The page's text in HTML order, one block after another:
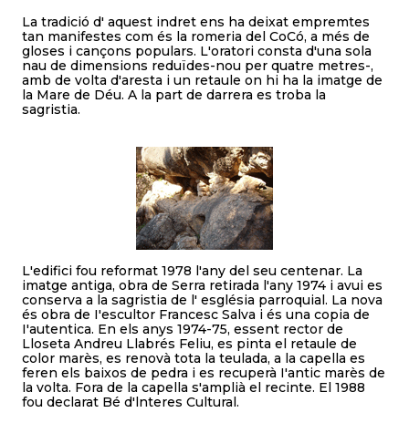
La tradició d' aquest indret ens ha deixat empremtes
tan manifestes com és la romeria del CoCó, a més de
gloses i cançons populars. L'oratori consta d'una sola
nau de dimensions reduïdes-nou per quatre metres-,
amb de volta d'aresta i un retaule on hi ha la imatge de
la Mare de Déu. A la part de darrera es troba la
sagristia.
L'edifici fou reformat 1978 l'any del seu centenar. La
imatge antiga, obra de Serra retirada l'any 1974 i avui es
conserva a la sagristia de l' església parroquial. La nova
és obra de I'escultor Francesc Salva i és una copia de
I'autentica. En els anys 1974-75, essent rector de
Lloseta Andreu Llabrés Feliu, es pinta el retaule de
color marès, es renovà tota la teulada, a la capella es
feren els baixos de pedra i es recuperà I'antic marès de
la volta. Fora de la capella s'amplià el recinte. El 1988
fou declarat Bé d'lnteres Cultural.